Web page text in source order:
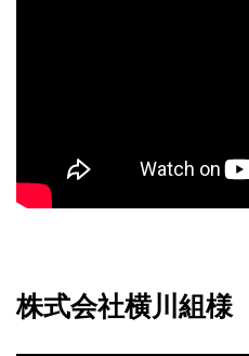
株式会社横川組様